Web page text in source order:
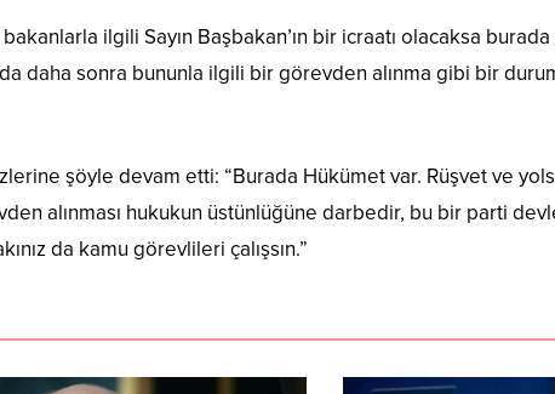
ilgili Sayın Başbakan’ın bir icraatı olacaksa
daha sonra bununla ilgili bir görevden alınma gibi bir
şöyle devam etti: “Burada Hükümet var. Rüşvet ve
alınması hukukun üstünlüğüne darbedir, bu bir parti
da kamu görevlileri çalışsın.”